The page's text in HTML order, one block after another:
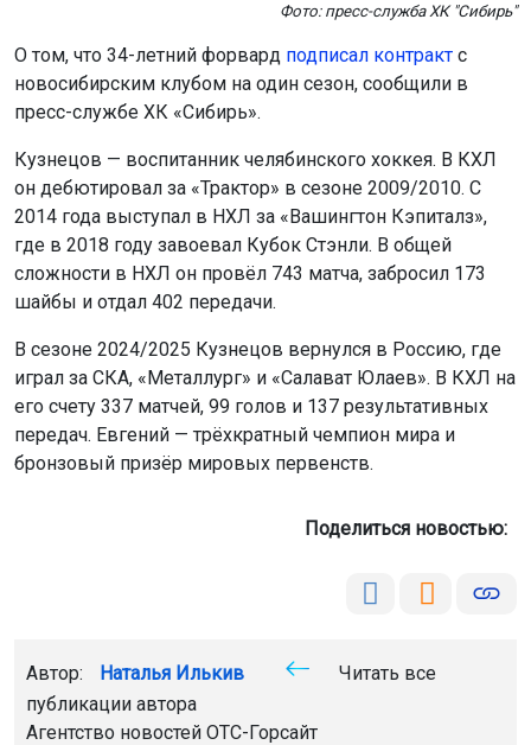
Фото: пресс-служба ХК "Сибирь"
О том, что 34-летний форвард подписал контракт с
новосибирским клубом на один сезон, сообщили в
пресс-службе ХК «Сибирь».
Кузнецов — воспитанник челябинского хоккея. В КХЛ
он дебютировал за «Трактор» в сезоне 2009/2010. С
2014 года выступал в НХЛ за «Вашингтон Кэпиталз»,
где в 2018 году завоевал Кубок Стэнли. В общей
сложности в НХЛ он провёл 743 матча, забросил 173
шайбы и отдал 402 передачи.
В сезоне 2024/2025 Кузнецов вернулся в Россию, где
играл за СКА, «Металлург» и «Салават Юлаев». В КХЛ на
его счету 337 матчей, 99 голов и 137 результативных
передач. Евгений — трёхкратный чемпион мира и
бронзовый призёр мировых первенств.
Поделиться новостью:
Автор: Наталья Илькив
Читать все
публикации автора
Агентство новостей ОТС-Горсайт